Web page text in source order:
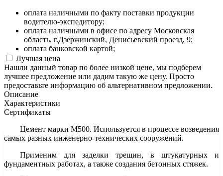
оплата наличными по факту поставки продукции
водителю-экспедитору;
оплата наличными в офисе по адресу Московская
область, г.Дзержинский, Денисьевский проезд, 9;
оплата банковской картой;
Лучшая цена
Нашли данный товар по более низкой цене, мы подберем
лучшее предложение или дадим такую же цену. Просто
предоставьте информацию об альтернативном предложении.
Описание
Характеристики
Сертификаты
Цемент марки М500. Используется в процессе возведения
самых разных инженерно-технических сооружений.
Применим для заделки трещин, в штукатурных и
фундаментных работах, а также создания бетонных стяжек.